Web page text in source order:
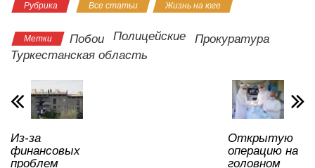
at
s
A
p
p
c
e
b
o
o
k
tt
er
n
o
e
gr
.R
u
а
и
ть
Рубрика Все статьи Жизнь на юге
Метки Побои Полицейские
Прокуратура
Туркестанская область
Из-за
финансовых
проблем
Открытую
операцию на
головном